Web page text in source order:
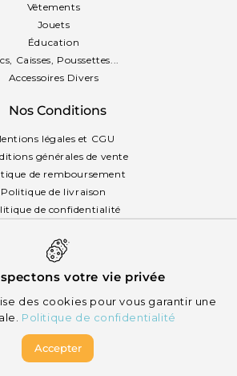
Vêtements
Jouets
Éducation
Caisses, Poussettes...
Accessoires Divers
Nos Conditions
légales et CGU
générales de vente
de remboursement
Politique de livraison
de confidentialité
Français
Mikizi - Tous droits réservés
votre vie privée
des cookies pour vous garantir une
Politique de confidentialité
Accepter